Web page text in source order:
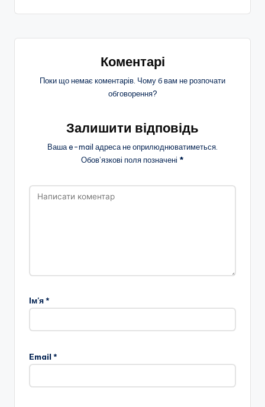
Коментарі
Поки що немає коментарів. Чому б вам не розпочати
обговорення?
Залишити відповідь
Ваша e-mail адреса не оприлюднюватиметься.
Обов’язкові поля позначені *
Ім'я*
Email *